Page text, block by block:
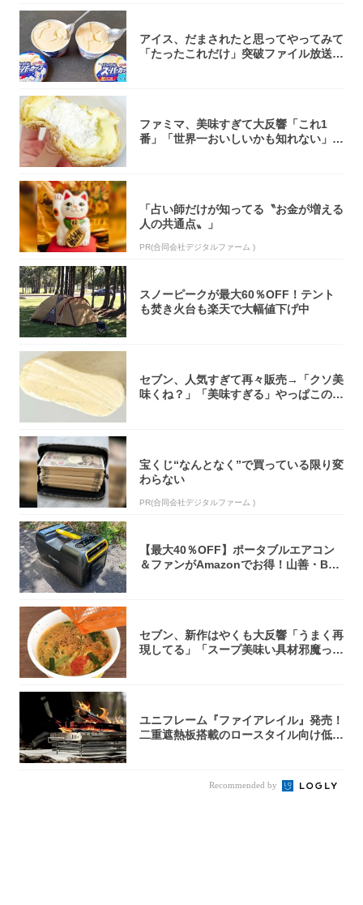
アイス、だまされたと思ってやってみて
「たったこれだけ」突破ファイル放送で
ファミマ、美味すぎて大反響「これ1
番」「世界一おいしいかも知れない」
「占い師だけが知ってる〝お金が増える
人の共通点〟」
PR(合同会社デジタルファーム )
スノーピークが最大60％OFF！テント
も焚き火台も楽天で大幅値下げ中
セブン、人気すぎて再々販売→「クソ美
味くね？」「美味すぎる」やっぱこのク
宝くじ“なんとなく”で買っている限り変
わらない
PR(合同会社デジタルファーム )
【最大40％OFF】ポータブルエアコン
＆ファンがAmazonでお得！山善・Bo
セブン、新作はやくも大反響「うまく再
現してる」「スープ美味い具材邪魔って
ユニフレーム『ファイアレイル』発売！
二重遮熱板搭載のロースタイル向け低型
Recommended by